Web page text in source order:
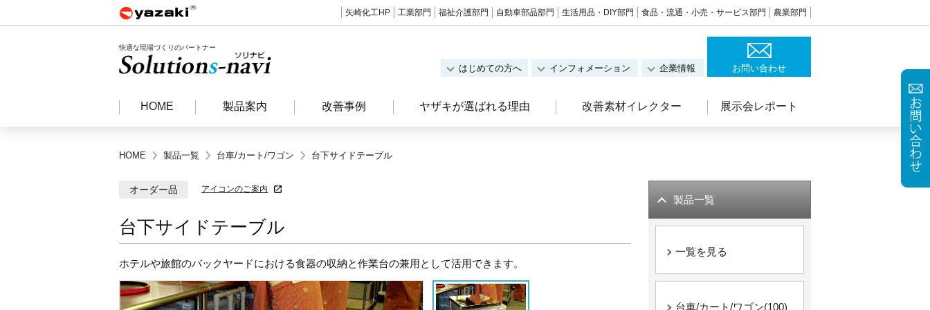
矢崎化工HP 工業部門 福祉介護部門 自動車部品部門 生活用品・DIY部門 食品・流通・小売・サービス部門 農業部門
快適な現場づくりのパートナー
はじめての方へ インフォメーション 企業情報 お問い合わせ
HOME 製品案内 改善事例 ヤザキが選ばれる理由 改善素材イレクター 展示会レポート
HOME 製品一覧 台車/カート/ワゴン 台下サイドテーブル
オーダー品 アイコンのご案内
台下サイドテーブル
ホテルや旅館のバックヤードにおける食器の収納と作業台の兼用として活用できます。
製品一覧
一覧を見る
台車/カート/ワゴン(100)